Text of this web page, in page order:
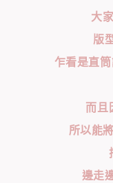
大
版
乍看是直
而且
所以能
邊走